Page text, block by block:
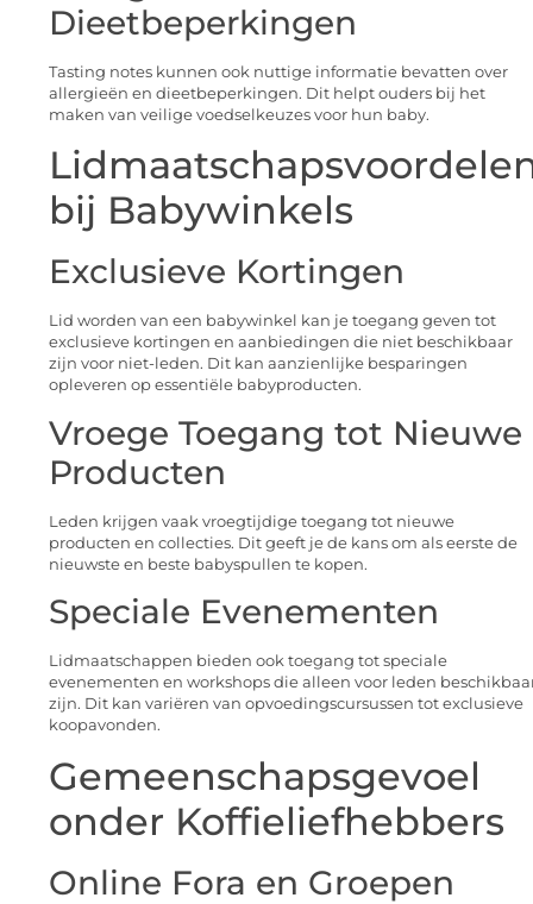
Dieetbeperkingen
Tasting notes kunnen ook nuttige informatie bevatten over
allergieën en dieetbeperkingen. Dit helpt ouders bij het
maken van veilige voedselkeuzes voor hun baby.
bij Babywinkels
Exclusieve Kortingen
Lid worden van een babywinkel kan je toegang geven tot
exclusieve kortingen en aanbiedingen die niet beschikbaar
zijn voor niet-leden. Dit kan aanzienlijke besparingen
opleveren op essentiële babyproducten.
Vroege Toegang tot Nieuwe
Producten
Leden krijgen vaak vroegtijdige toegang tot nieuwe
producten en collecties. Dit geeft je de kans om als eerste de
nieuwste en beste babyspullen te kopen.
Speciale Evenementen
Lidmaatschappen bieden ook toegang tot speciale
evenementen en workshops die alleen voor leden
zijn. Dit kan variëren van opvoedingscursussen tot exclusieve
koopavonden.
Gemeenschapsgevoel
onder Koffieliefhebbers
Online Fora en Groepen